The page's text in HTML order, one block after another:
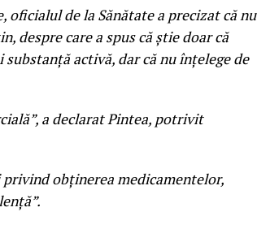
de la Sănătate a precizat că nu
despre care a spus că ştie doar că
activă, dar că nu înţelege de
a declarat Pintea, potrivit
obţinerea medicamentelor,